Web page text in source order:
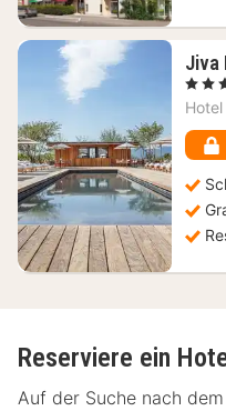
Jiva
, 5
Hotel
Reserviere ein
Auf der Suche nach